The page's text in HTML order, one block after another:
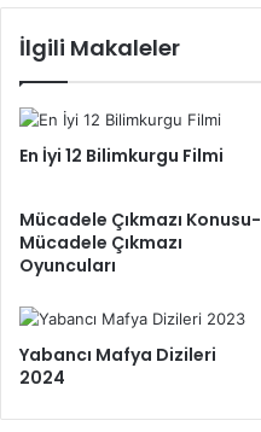
İlgili Makaleler
En İyi 12 Bilimkurgu Filmi
Mücadele Çıkmazı Konusu-
Mücadele Çıkmazı
Oyuncuları
Yabancı Mafya Dizileri
2024